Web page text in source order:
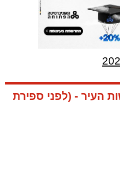
העיר - (לפני ספירת